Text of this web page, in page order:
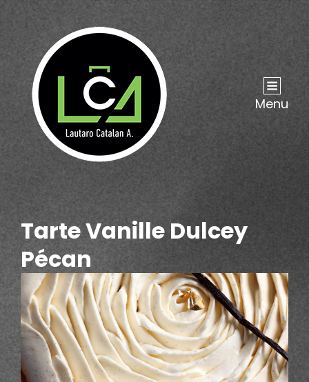
Menu
Tarte Vanille Dulcey
Pécan